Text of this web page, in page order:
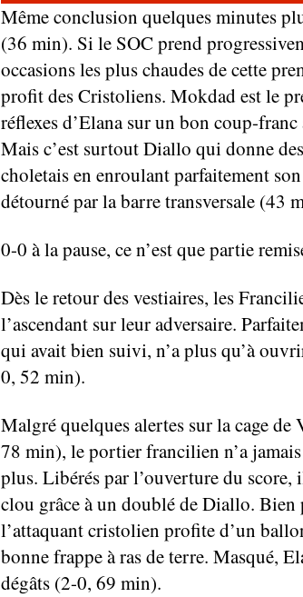
Même conclusion quelques minutes
(36 min). Si le SOC prend
occasions les plus chaudes de cette
profit des Cristoliens. Mokdad est le
réflexes d’Elana sur un bon coup-
Mais c’est surtout Diallo qui donne
choletais en enroulant parfaitement
détourné par la barre transversale (43
0-0 à la pause, ce n’est que partie
Dès le retour des vestiaires, les
l’ascendant sur leur adversaire.
qui avait bien suivi, n’a plus qu’à
0, 52 min).
Malgré quelques alertes sur la cage
78 min), le portier francilien n’a
plus. Libérés par l’ouverture du
clou grâce à un doublé de Diallo. Bien
l’attaquant cristolien profite d’un
bonne frappe à ras de terre. Masqué,
dégâts (2-0, 69 min).